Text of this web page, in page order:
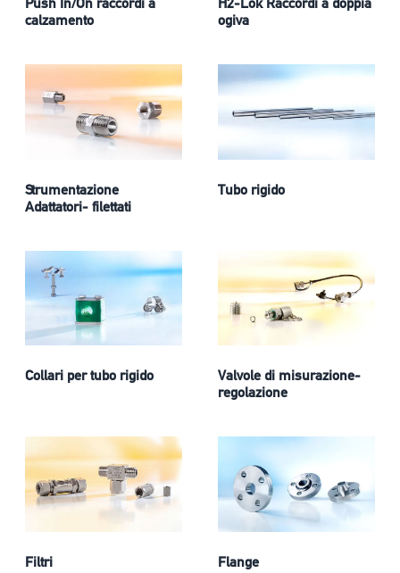
calzamento
ogiva
Strumentazione
Adattatori- filettati
Tubo rigido
Collari per tubo rigido
Valvole di misurazione-
regolazione
Filtri Flange